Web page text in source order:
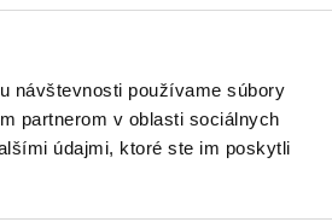
návštevnosti používame súbory
partnerom v oblasti sociálnych
údajmi, ktoré ste im poskytli